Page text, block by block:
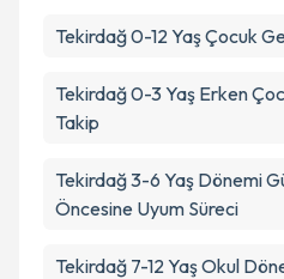
Tekirdağ 0-12 Yaş Çocuk
Tekirdağ 0-3 Yaş Erken
Takip
Tekirdağ 3-6 Yaş Dönemi
Öncesine Uyum Süreci
Tekirdağ 7-12 Yaş Okul